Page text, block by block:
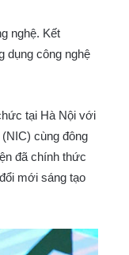
nghệ. Kết
dụng công nghệ
tại Hà Nội với
cùng đông
đã chính thức
mới sáng tạo